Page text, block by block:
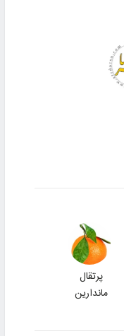
پرتقال
ماندارین